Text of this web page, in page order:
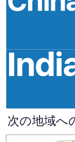
次の地域へ